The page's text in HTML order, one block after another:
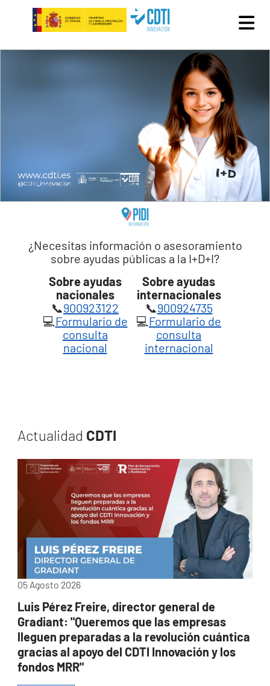
Pasar al contenido principal
¿Necesitas información o asesoramiento
sobre ayudas públicas a la I+D+I?
Sobre ayudas
nacionales
Sobre ayudas
internacionales
📞900923122 📞900924735
💻Formulario de
consulta
nacional
💻Formulario de
consulta
internacional
Actualidad CDTI
05 Agosto 2026
Luis Pérez Freire, director general de
Gradiant: "Queremos que las empresas
lleguen preparadas a la revolución cuántica
gracias al apoyo del CDTI Innovación y los
fondos MRR"